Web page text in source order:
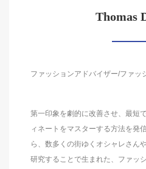
Thomas
ファッションアドバイザー/ファッ
第一印象を劇的に改善させ、最短
ィネートをマスターする方法を発
ら、数多くの街ゆくオシャレさん
研究することで生まれた、ファッ